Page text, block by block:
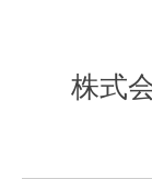
株式